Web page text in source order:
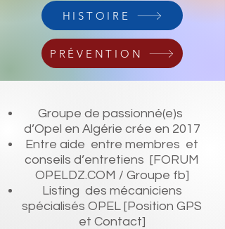
HISTOIRE
PRÉVENTION
Groupe de passionné(e)s
d’Opel en Algérie crée en 2017
Entre aide entre membres et
conseils d’entretiens [FORUM
OPELDZ.COM / Groupe fb]
Listing des mécaniciens
spécialisés OPEL [Position GPS
et Contact]